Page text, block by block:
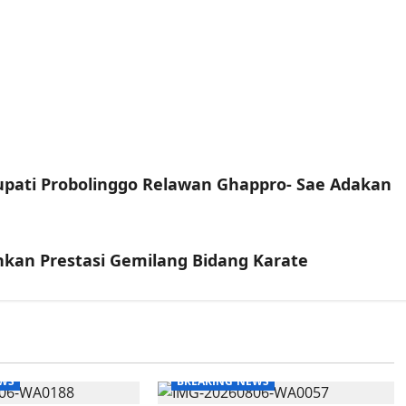
Probolinggo Relawan Ghappro- Sae Adakan
Prestasi Gemilang Bidang Karate
BREAKING NEWS